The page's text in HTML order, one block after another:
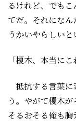
るけれど、でも
てだ。それにな
うかいやらしいと
「榎木、本当に
抵抗する言葉に
う。やがて榎木
そるおそる俺も胸